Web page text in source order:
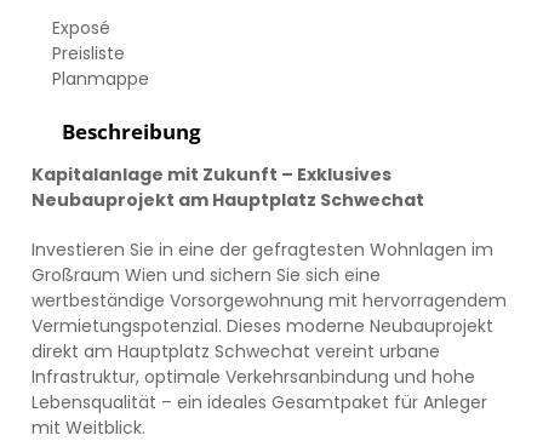
Beschreibung
Kapitalanlage mit Zukunft – Exklusives
Neubauprojekt am Hauptplatz Schwechat
Investieren Sie in eine der gefragtesten Wohnlagen im
Großraum Wien und sichern Sie sich eine
wertbeständige Vorsorgewohnung mit hervorragendem
Vermietungspotenzial. Dieses moderne Neubauprojekt
direkt am Hauptplatz Schwechat vereint urbane
Infrastruktur, optimale Verkehrsanbindung und hohe
Lebensqualität – ein ideales Gesamtpaket für Anleger
mit Weitblick.
Exposé
Preisliste
Planmappe